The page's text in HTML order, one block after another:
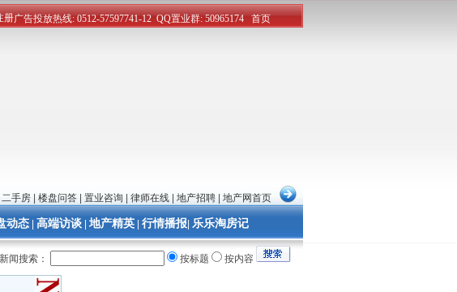
动态| 高端访谈| 地产精英| 行情播报| 乐乐淘房记
二手房 楼盘问答 置业咨询 律师在线 地产招聘 地产网首页
新闻搜索： 按标题 按内容